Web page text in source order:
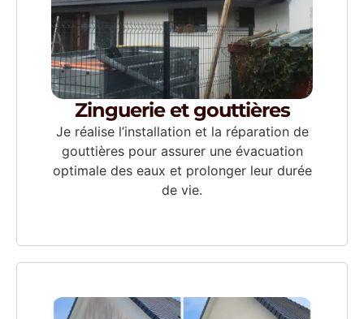
Zinguerie et gouttières
Je réalise l’installation et la réparation de
gouttières pour assurer une évacuation
optimale des eaux et prolonger leur durée
de vie.